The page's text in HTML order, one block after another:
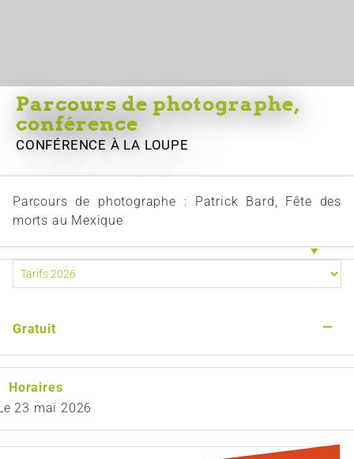
Parcours de photographe,
conférence
CONFÉRENCE À LA LOUPE
Parcours de photographe : Patrick Bard, Fête des
morts au Mexique
Gratuit —
Horaires
23 mai 2026